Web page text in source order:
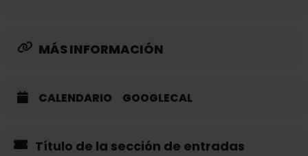
MÁS INFORMACIÓN
CALENDARIO GOOGLECAL
Título de la sección de entradas